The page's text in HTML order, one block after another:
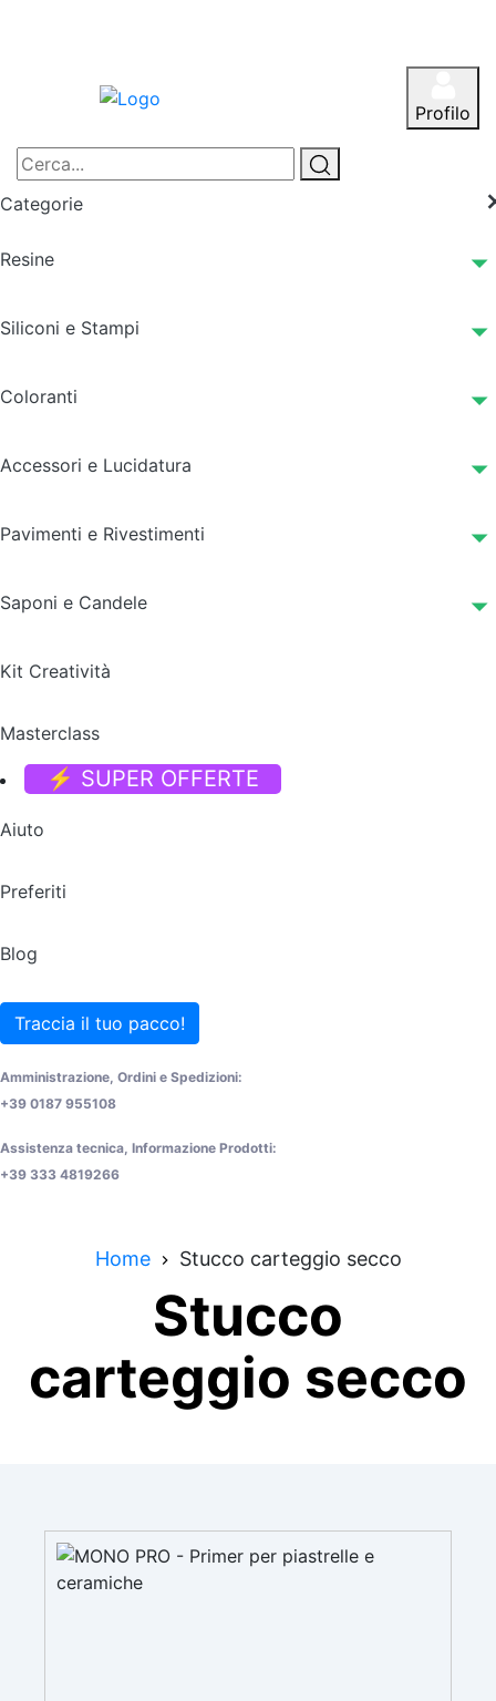
Profilo
Categorie
Resine
Siliconi e Stampi
Coloranti
Accessori e Lucidatura
Pavimenti e Rivestimenti
Saponi e Candele
Kit Creatività
Masterclass
⚡ SUPER OFFERTE
Aiuto
Preferiti
Blog
Traccia il tuo pacco!
Amministrazione, Ordini e Spedizioni:
+39 0187 955108
Assistenza tecnica, Informazione Prodotti:
+39 333 4819266
Home Stucco carteggio secco
Stucco
carteggio secco